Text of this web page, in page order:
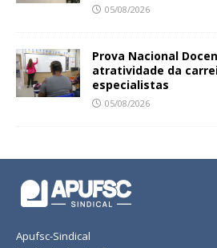
05/08/2026
Prova Nacional
atratividade da
especialistas
05/08/2026
Apufsc-Sindical